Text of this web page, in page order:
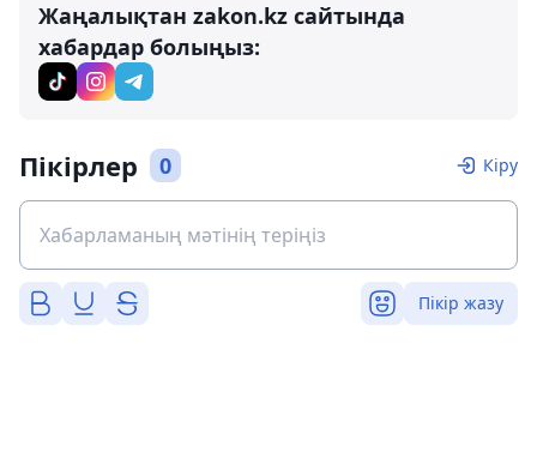
Жаңалықтан zakon.kz сайтында
хабардар болыңыз:
Пікірлер 0 Кіру
Пікір жазу